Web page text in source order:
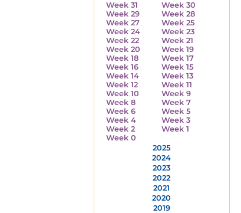
Week 31
Week 30
Week 29
Week 28
Week 27
Week 25
Week 24
Week 23
Week 22
Week 21
Week 20
Week 19
Week 18
Week 17
Week 16
Week 15
Week 14
Week 13
Week 12
Week 11
Week 10
Week 9
Week 8
Week 7
Week 6
Week 5
Week 4
Week 3
Week 2
Week 1
Week 0
2025
2024
2023
2022
2021
2020
2019